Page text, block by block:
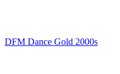
DFM Dance Gold 2000s